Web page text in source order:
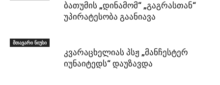
ბათუმის „დინამომ“ „გაგრასთან“
უპირატესობა გაანიავა
მთავარი ნიუსი
კვარაცხელიას პსჟ „მანჩესტერ
იუნაიტედს“ დაუზავდა